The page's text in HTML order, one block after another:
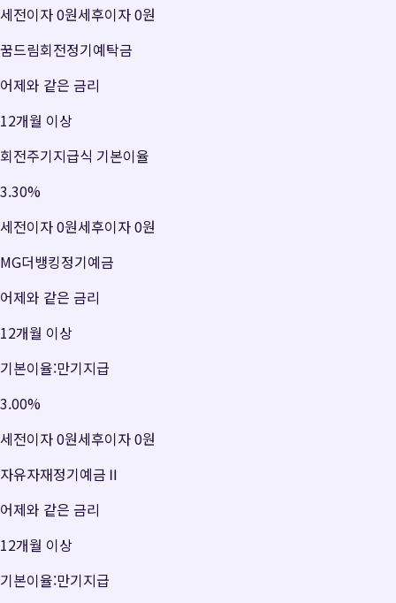
세전이자0원세후이자0원
꿈드림회전정기예탁금
어제와 같은 금리
12개월 이상
회전주기지급식 기본이율
3.30%
세전이자0원세후이자0원
MG더뱅킹정기예금
어제와 같은 금리
12개월 이상
기본이율:만기지급
3.00%
세전이자0원세후이자0원
자유자재정기예금Ⅱ
어제와 같은 금리
12개월 이상
기본이율:만기지급